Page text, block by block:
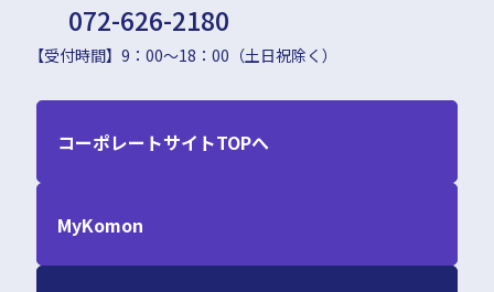
072-626-2180
【受付時間】9：00〜18：00（土日祝除く）
コーポレートサイトTOPへ
MyKomon